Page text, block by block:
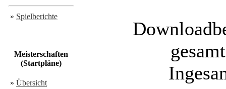
» Spielberichte
Meisterschaften
(Startpläne)
» Übersicht